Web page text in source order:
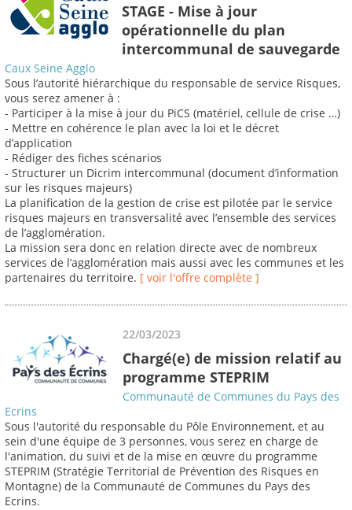
STAGE - Mise à jour
opérationnelle du plan
intercommunal de sauvegarde
Caux Seine Agglo
Sous l’autorité hiérarchique du responsable de service Risques,
vous serez amener à :
- Participer à la mise à jour du PiCS (matériel, cellule de crise …)
- Mettre en cohérence le plan avec la loi et le décret
d’application
- Rédiger des fiches scénarios
- Structurer un Dicrim intercommunal (document d’information
sur les risques majeurs)
La planification de la gestion de crise est pilotée par le service
risques majeurs en transversalité avec l’ensemble des services
de l’agglomération.
La mission sera donc en relation directe avec de nombreux
services de l’agglomération mais aussi avec les communes et les
partenaires du territoire. [ voir l'offre complète ]
22/03/2023
Chargé(e) de mission relatif au
programme STEPRIM
Communauté de Communes du Pays des
Ecrins
Sous l'autorité du responsable du Pôle Environnement, et au
sein d'une équipe de 3 personnes, vous serez en charge de
l'animation, du suivi et de la mise en œuvre du programme
STEPRIM (Stratégie Territorial de Prévention des Risques en
Montagne) de la Communauté de Communes du Pays des
Ecrins.